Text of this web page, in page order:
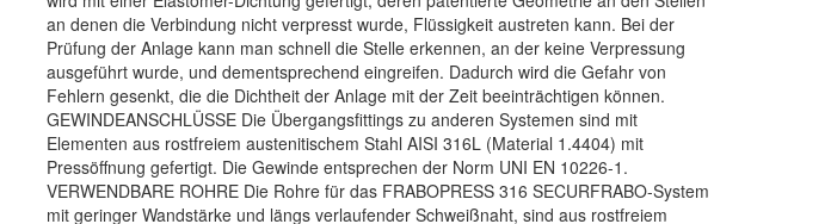
an denen die Verbindung nicht verpresst wurde, Flüssigkeit austreten kann. Bei der
Prüfung der Anlage kann man schnell die Stelle erkennen, an der keine Verpressung
ausgeführt wurde, und dementsprechend eingreifen. Dadurch wird die Gefahr von
Fehlern gesenkt, die die Dichtheit der Anlage mit der Zeit beeinträchtigen können.
GEWINDEANSCHLÜSSE Die Übergangsfittings zu anderen Systemen sind mit
Elementen aus rostfreiem austenitischem Stahl AISI 316L (Material 1.4404) mit
Pressöffnung gefertigt. Die Gewinde entsprechen der Norm UNI EN 10226-1.
VERWENDBARE ROHRE Die Rohre für das FRABOPRESS 316 SECURFRABO-System
mit geringer Wandstärke und längs verlaufender Schweißnaht, sind aus rostfreiem